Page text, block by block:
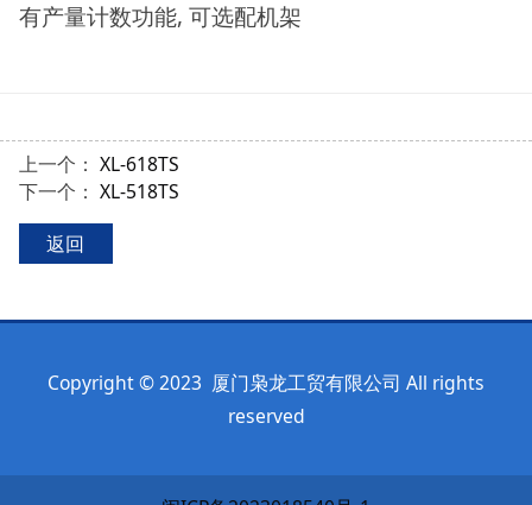
有产量计数功能, 可选配机架
上一个： XL-618TS
下一个： XL-518TS
返回
Copyright © 2023 厦门枭龙工贸有限公司 All rights
reserved